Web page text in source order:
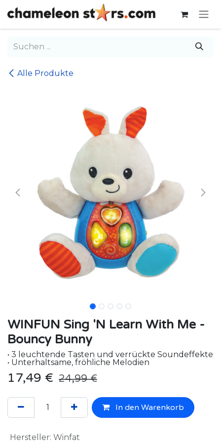
Zum Inhalt springen
Alle Produkte
WINFUN Sing 'N Learn With Me -
Bouncy Bunny
• 3 leuchtende Tasten und verrückte Soundeffekte
• Unterhaltsame, fröhliche Melodien
17,49 € 24,99€
In den Warenkorb
Hersteller: Winfat